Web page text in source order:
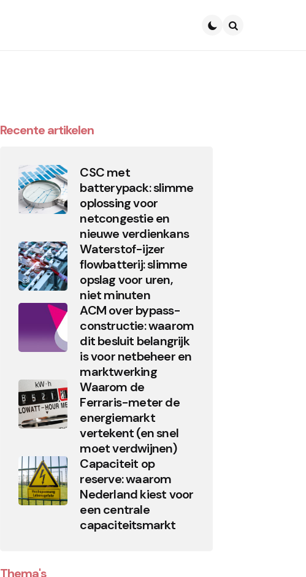
Recente artikelen
CSC met
batterypack: slimme
oplossing voor
netcongestie en
nieuwe verdienkans
Waterstof-ijzer
flowbatterij: slimme
opslag voor uren,
niet minuten
ACM over bypass-
constructie: waarom
dit besluit belangrijk
is voor netbeheer en
marktwerking
Waarom de
Ferraris-meter de
energiemarkt
vertekent (en snel
moet verdwijnen)
Capaciteit op
reserve: waarom
Nederland kiest voor
een centrale
capaciteitsmarkt
Thema's